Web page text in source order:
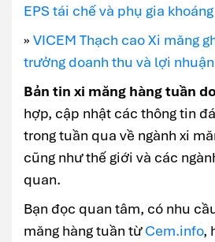
EPS tái chế và phụ gia khoáng
» VICEM Thạch cao Xi măng
trưởng doanh thu và lợi
Bản tin xi măng hàng tuần
hợp, cập nhật các thông tin
trong tuần qua về ngành xi
cũng như thế giới và các
quan.
Bạn đọc quan tâm, có nhu
măng hàng tuần từCem.info,